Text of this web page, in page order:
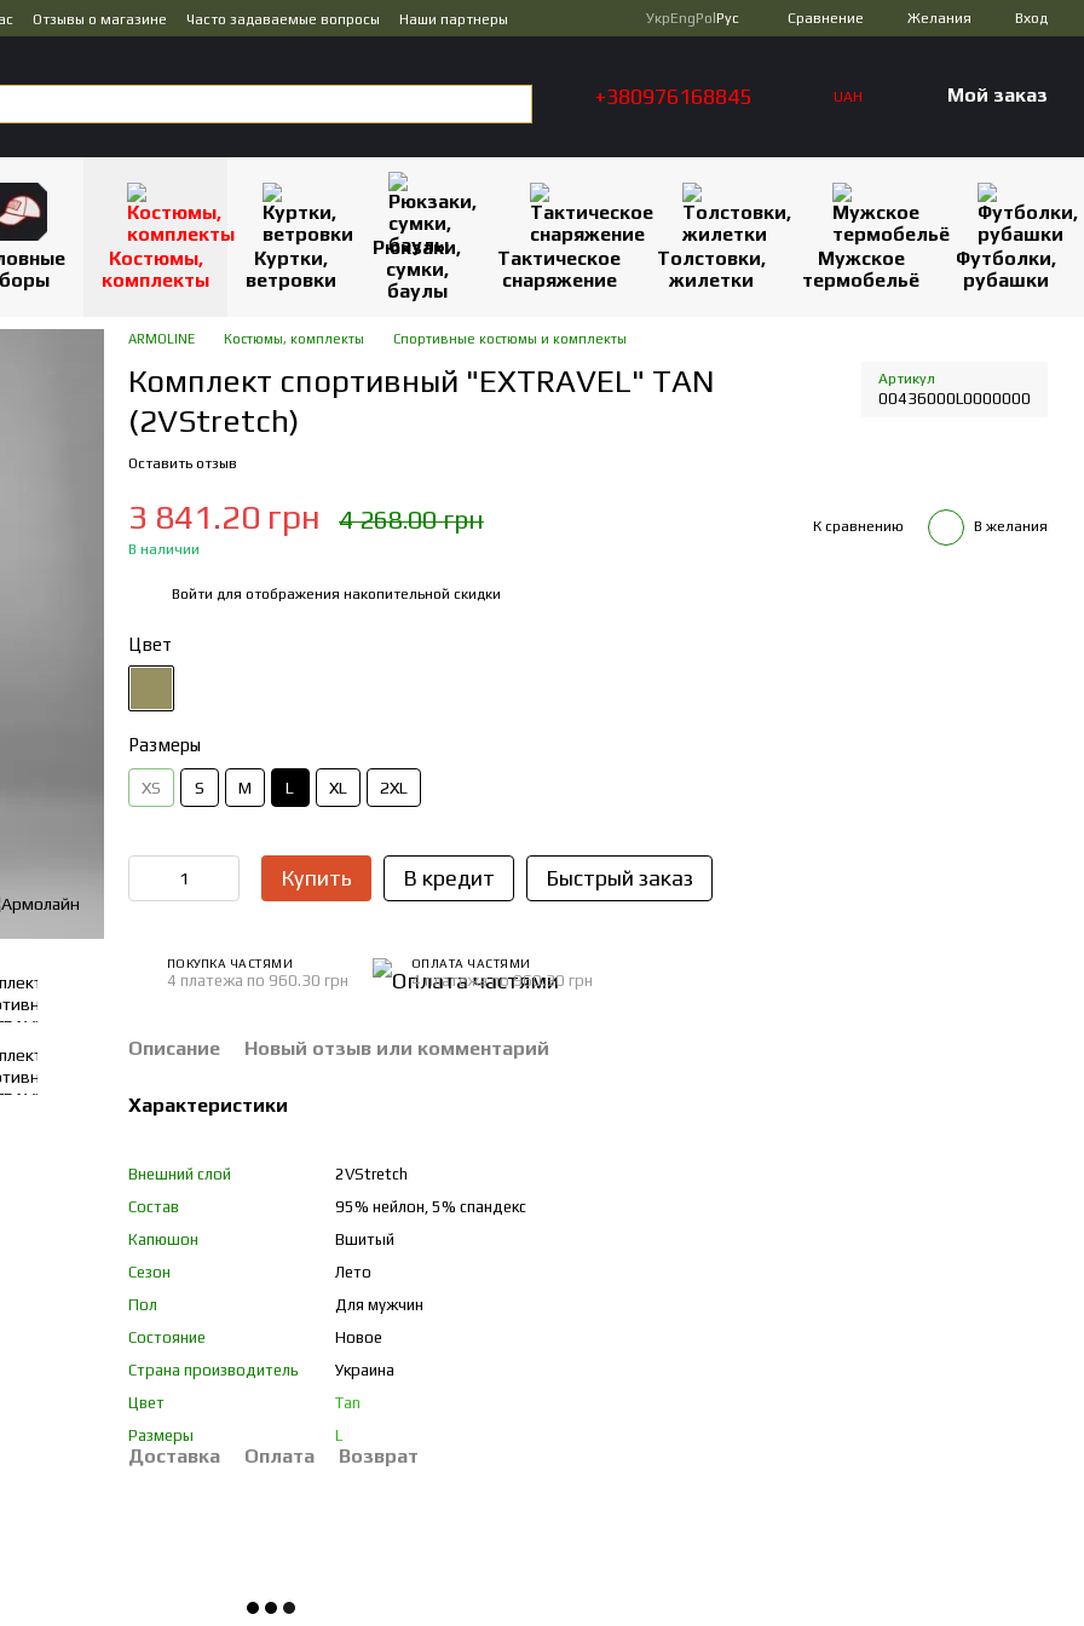
Отзывы о магазине Часто задаваемые вопросы Наши партнеры УкрEngPol Рус Сравнение Желания Вход
+380976168845 UAH Мой заказ
Костюмы,
комплекты
Куртки,
ветровки
Рюкзаки,
сумки,
баулы
Тактическое
снаряжение
Толстовки,
жилетки
Мужское
термобельё
Футболки,
рубашки
ARMOLINE Костюмы, комплекты Спортивные костюмы и комплекты
Комплект спортивный "EXTRAVEL" TAN
(2VStretch)
Артикул
00436000L0000000
Оставить отзыв
3 841.20 грн 4 268.00 грн
В наличии
К сравнению В желания
Войти для отображения накопительной скидки
Цвет
Размеры
XS S M L XL 2XL
Купить В кредит Быстрый заказ
ПОКУПКА ЧАСТЯМИ
4 платежа по 960.30 грн
ОПЛАТА ЧАСТЯМИ
4 платежа по 960.30 грн
Описание Новый отзыв или комментарий
Характеристики
Внешний слой
2VStretch
Состав
95% нейлон, 5% спандекс
Капюшон
Вшитый
Сезон
Лето
Пол
Для мужчин
Состояние
Новое
Страна производитель
Украина
Цвет
Tan
Размеры
L
Доставка Оплата Возврат